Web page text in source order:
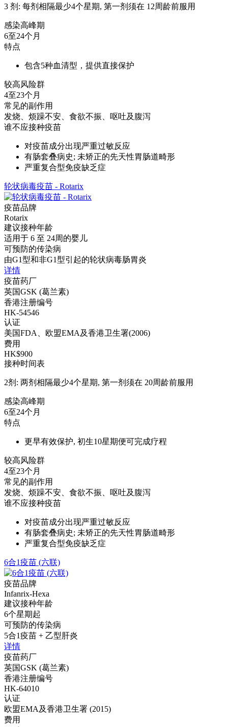
3 剂: 每剂相隔最少4个星期, 第一剂须在 12周龄前服用
感染高峰期
6至24个月
特点
包含5种血清型，提供直接保护
较高风险群
4至23个月
常见的副作用
发烧、烦躁不安、食欲不振、呕吐及腹泻
谁不应接种疫苗
对疫苗成分出现严重过敏反应
有肠套叠病史; 未矫正的先天性胃肠道畸形
严重复合型免疫缺乏症
轮状病毒疫苗 - Rotarix
疫苗品牌
Rotarix
建议接种年龄
适用于 6 至 24周的婴儿
可预防的传染病
由G1型和非G1型引起的轮状病毒肠胃炎
详情
疫苗药厂
英国GSK (葛兰素)
香港注册编号
HK-54546
认证
美国FDA、欧盟EMA及香港卫生署(2006)
费用
HK$900
接种时间表
2剂: 两剂相隔最少4个星期, 第一剂须在 20周龄前服用
感染高峰期
6至24个月
特点
更早有效保护, 初生10星期便可完成疗程
较高风险群
4至23个月
常见的副作用
发烧、烦躁不安、食欲不振、呕吐及腹泻
谁不应接种疫苗
对疫苗成分出现严重过敏反应
有肠套叠病史; 未矫正的先天性胃肠道畸形
严重复合型免疫缺乏症
6合1疫苗 (六联)
疫苗品牌
Infanrix-Hexa
建议接种年龄
6个星期起
可预防的传染病
5合1疫苗 + 乙型肝炎
详情
疫苗药厂
英国GSK (葛兰素)
香港注册编号
HK-64010
认证
欧盟EMA及香港卫生署 (2015)
费用